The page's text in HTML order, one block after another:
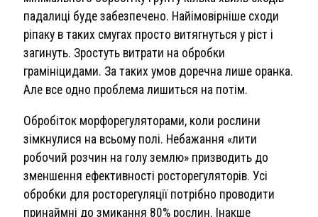
падалиці буде забезпечено. Найімовірніше сходи
ріпаку в таких смугах просто витягнуться у ріст і
загинуть. Зростуть витрати на обробки
грамініцидами. За таких умов доречна лише оранка.
Але все одно проблема лишиться на потім.
Обробіток морфорегуляторами, коли рослини
зімкнулися на всьому полі. Небажання «лити
робочий розчин на голу землю» призводить до
зменшення ефективності росторегуляторів. Усі
обробки для росторегуляції потрібно проводити
принаймні до змикання 80% рослин. Інакше